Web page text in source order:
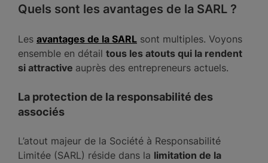
Quels sont les avantages de la SARL ?
Les avantages de la SARL sont multiples. Voyons
ensemble en détail tous les atouts qui la rendent
si attractive auprès des entrepreneurs actuels.
La protection de la responsabilité des
associés
L’atout majeur de la Société à Responsabilité
Limitée (SARL) réside dans la limitation de la